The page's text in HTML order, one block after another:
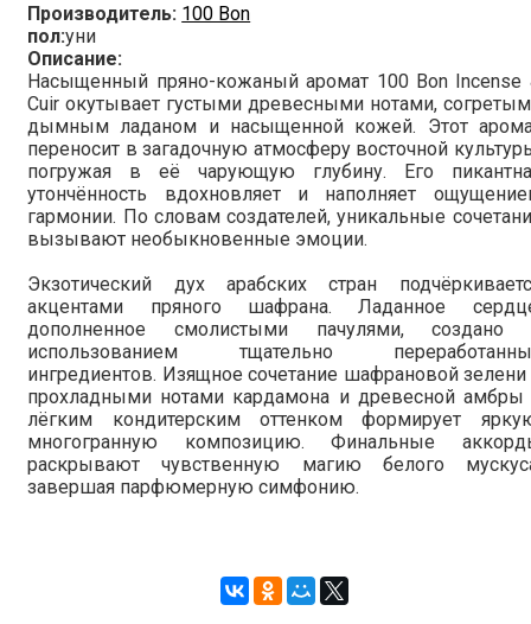
Производитель: 100 Bon
пол:уни
Описание:
Насыщенный пряно-кожаный аромат 100 Bon Incense
Cuir окутывает густыми древесными нотами,
дымным ладаном и насыщенной кожей. Этот
переносит в загадочную атмосферу восточной
погружая в её чарующую глубину. Его
утончённость вдохновляет и наполняет
гармонии. По словам создателей, уникальные
вызывают необыкновенные эмоции.
Экзотический дух арабских стран
акцентами пряного шафрана. Ладанное
дополненное смолистыми пачулями, создано
использованием тщательно
ингредиентов. Изящное сочетание шафрановой зелени
прохладными нотами кардамона и древесной амбры
лёгким кондитерским оттенком формирует
многогранную композицию. Финальные
раскрывают чувственную магию белого
завершая парфюмерную симфонию.